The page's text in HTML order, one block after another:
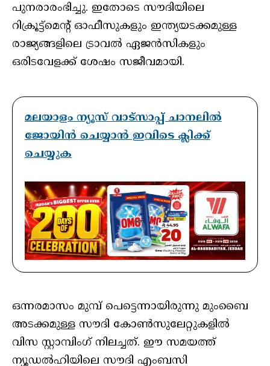
പുനരാരംഭിച്ചു. ഇതോടെ സൗദിയിലെ
റിക്രൂട്ട്‌മെന്റ് ഓഫീസുകളും ഇന്ത്യയടക്കമുള്ള
രാജ്യങ്ങളിലെ ട്രാവല്‍ ഏജന്‍സികളും
ഒരിടവേളക്ക് ശേഷം സജീവമായി.
മലയാളം ന്യൂസ് വാട്സാപ്പ് ചാനലിൽ
ജോയിൻ ചെയ്യാൻ ഇവിടെ ക്ലിക്ക്
ചെയ്യുക
ഒന്നരമാസം മുമ്പ് പെട്ടെന്നായിരുന്നു മുംബൈ
അടക്കമുള്ള സൗദി കോണ്‍സുലേറ്റുകളില്‍
വിസ സ്റ്റാമ്പിംഗ് നിലച്ചത്. ഈ സമയത്ത്
ന്യൂഡല്‍ഹിയിലെ സൗദി എംബസി